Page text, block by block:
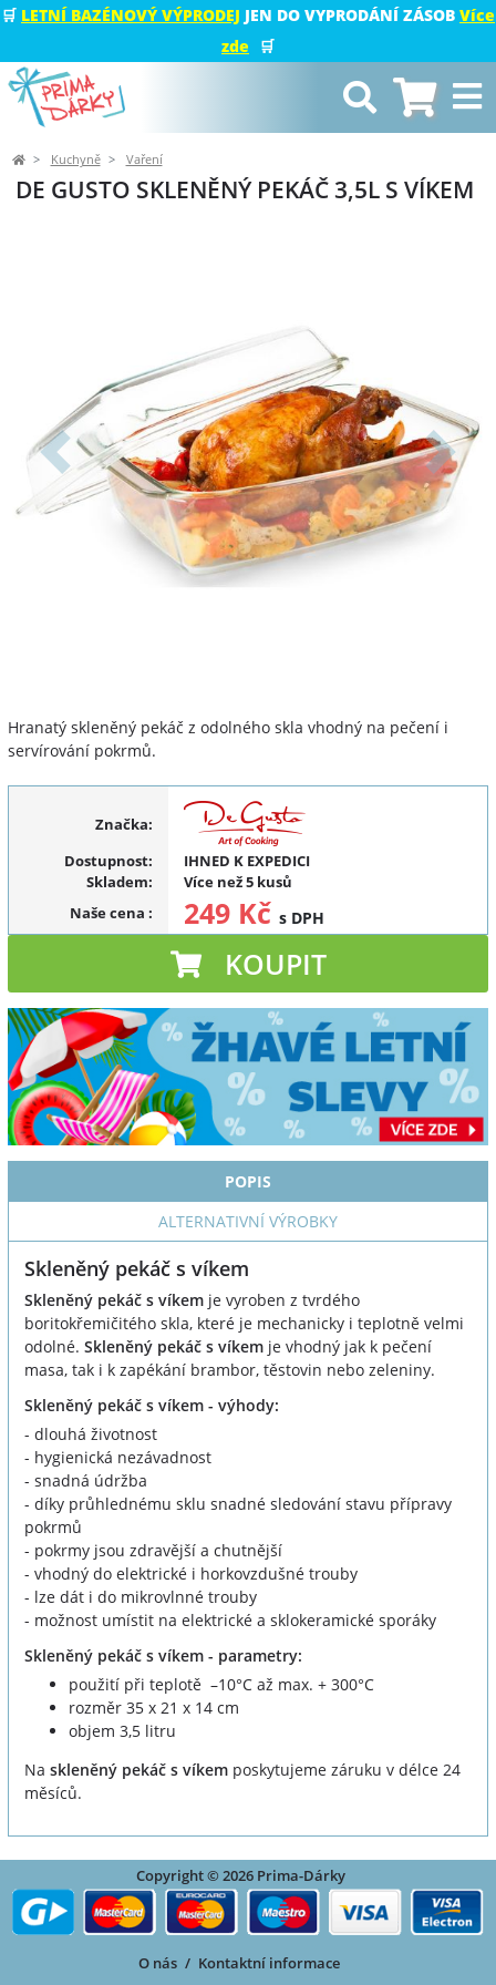
🛒 LETNÍ BAZÉNOVÝ VÝPRODEJ JEN DO VYPRODÁNÍ ZÁSOB Více
zde
🛒
Kuchyně Vaření
DE GUSTO SKLENĚNÝ PEKÁČ 3,5L S VÍKEM
Předchozí Další
Hranatý skleněný pekáč z odolného skla vhodný na pečení i
servírování pokrmů.
Značka:
Dostupnost:
IHNED K EXPEDICI
Skladem:
Více než 5 kusů
Naše cena : 249 Kč s DPH
KOUPIT
POPIS
ALTERNATIVNÍ VÝROBKY
Skleněný pekáč s víkem
Skleněný pekáč s víkem je vyroben z tvrdého
boritokřemičitého skla, které je mechanicky i teplotně velmi
odolné. Skleněný pekáč s víkem je vhodný jak k pečení
masa, tak i k zapékání brambor, těstovin nebo zeleniny.
Skleněný pekáč s víkem - výhody:
- dlouhá životnost
- hygienická nezávadnost
- snadná údržba
- díky průhlednému sklu snadné sledování stavu přípravy
pokrmů
- pokrmy jsou zdravější a chutnější
- vhodný do elektrické i horkovzdušné trouby
- lze dát i do mikrovlnné trouby
- možnost umístit na elektrické a sklokeramické sporáky
Skleněný pekáč s víkem - parametry:
použití při teplotě –10°C až max. + 300°C
rozměr 35 x 21 x 14 cm
objem 3,5 litru
Na skleněný pekáč s víkem poskytujeme záruku v délce 24
měsíců.
Copyright © 2026 Prima-Dárky
O nás / Kontaktní informace